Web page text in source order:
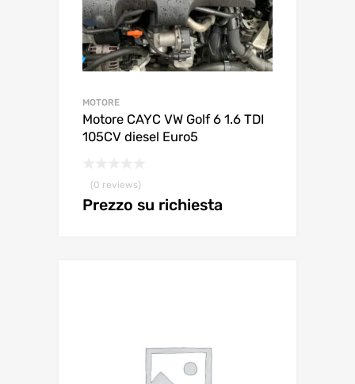
MOTORE
Motore CAYC VW Golf 6 1.6 TDI
105CV diesel Euro5
(0 reviews)
Prezzo su richiesta